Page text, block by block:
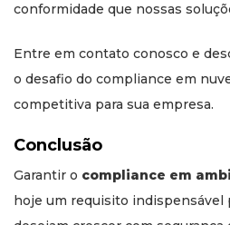
conformidade que nossas
Entre em contato conosco e
o desafio do compliance em
competitiva para sua empresa.
Conclusão
Garantir o compliance em
hoje um requisito indispensável